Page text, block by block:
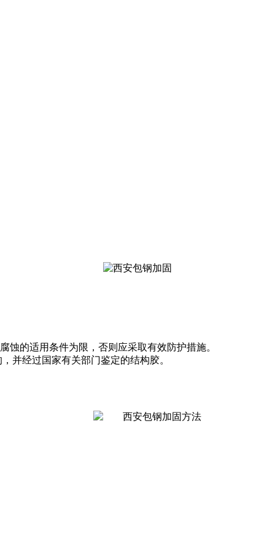
蚀的适用条件为限，否则应采取有效防护措施。
并经过国家有关部门鉴定的结构胶。